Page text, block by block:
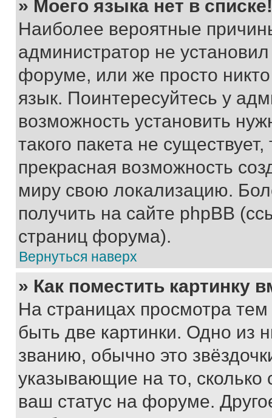
» Моего языка нет в списке!
Наиболее вероятные
администратор не
форуме, или же просто
язык. Поинтересуйтесь у
возможность установить
такого пакета не
прекрасная возможность
миру свою локализацию.
получить на сайте phpBB
страниц форума).
Вернуться наверх
» Как поместить картинку
На страницах просмотра
быть две картинки. Одно из
званию, обычно это
указывающие на то,
ваш статус на форуме.